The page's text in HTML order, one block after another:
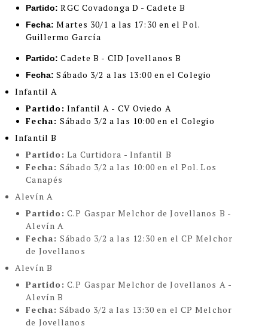
Partido: RGC Covadonga D - Cadete B
Fecha: Martes 30/1 a las 17:30 en el Pol.
Guillermo García
Partido: Cadete B - CID Jovellanos B
Fecha: Sábado 3/2 a las 13:00 en el Colegio
Infantil A
Partido: Infantil A - CV Oviedo A
Fecha:Sábado 3/2 a las 10:00 en el Colegio
Infantil B
Partido: La Curtidora - Infantil B
Fecha:Sábado 3/2 a las 10:00 en el Pol. Los
Canapés
Alevín A
Partido: C.P Gaspar Melchor de Jovellanos B -
Alevín A
Fecha:Sábado 3/2 a las 12:30 en el CP Melchor
de Jovellanos
Alevín B
Partido: C.P Gaspar Melchor de Jovellanos A -
Alevín B
Fecha: Sábado 3/2 a las 13:30 en el CP Melchor
de Jovellanos